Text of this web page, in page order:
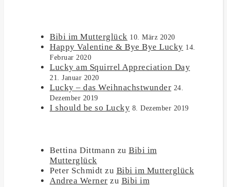
Bibi im Mutterglück 10. März 2020
Happy Valentine & Bye Bye Lucky 14.
Februar 2020
Lucky am Squirrel Appreciation Day
21. Januar 2020
Lucky – das Weihnachstwunder 24.
Dezember 2019
I should be so Lucky 8. Dezember 2019
Bettina Dittmann zu Bibi im
Mutterglück
Peter Schmidt zu Bibi im Mutterglück
Andrea Werner zu Bibi im